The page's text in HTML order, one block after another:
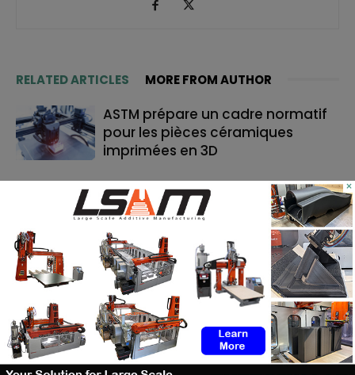
RELATED ARTICLES MORE FROM AUTHOR
ASTM prépare un cadre normatif
pour les pièces céramiques
imprimées en 3D
TE Connectivity mise sur
l’impression 3D pour la fabrication
Le bon moment en FA : quand les
fabricants de machines doivent
lancer, et quand les utilisateurs
doivent investir
×